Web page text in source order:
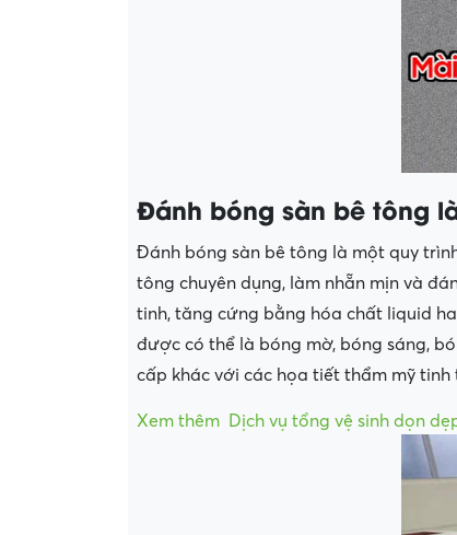
Đánh bóng sàn bê tông
Đánh bóng sàn bê tông là một quy
tông chuyên dụng, làm nhẵn mịn và
tinh, tăng cứng bằng hóa chất liquid
được có thể là bóng mờ, bóng sáng,
cấp khác với các họa tiết thẩm mỹ tinh
Xem thêm Dịch vụ tổng vệ sinh dọn